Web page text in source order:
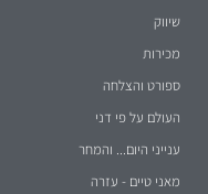
שיווק
מכירות
ספורט והצלחה
העולם על פי דני
ענייני היום... והמחר
מאני טיים - עזרה